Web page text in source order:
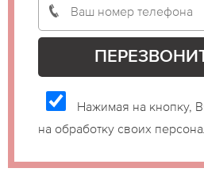
Нажимая на кнопку,
на обработку своих